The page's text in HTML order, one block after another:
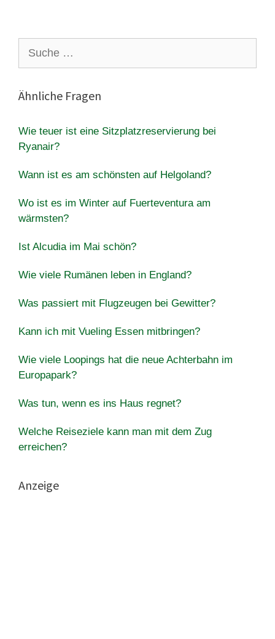
nach:
Ähnliche Fragen
Wie teuer ist eine Sitzplatzreservierung bei
Ryanair?
Wann ist es am schönsten auf Helgoland?
Wo ist es im Winter auf Fuerteventura am
wärmsten?
Ist Alcudia im Mai schön?
Wie viele Rumänen leben in England?
Was passiert mit Flugzeugen bei Gewitter?
Kann ich mit Vueling Essen mitbringen?
Wie viele Loopings hat die neue Achterbahn im
Europapark?
Was tun, wenn es ins Haus regnet?
Welche Reiseziele kann man mit dem Zug
erreichen?
Anzeige